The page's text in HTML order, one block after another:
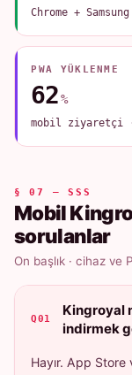
Chrome +
PWA YÜKLENME
62%
mobil ziyaretçi
§ 07 — SSS
Mobil
sorulanlar
On başlık · cihaz ve
Q01
Kingroyal
indirmek
Hayır. App